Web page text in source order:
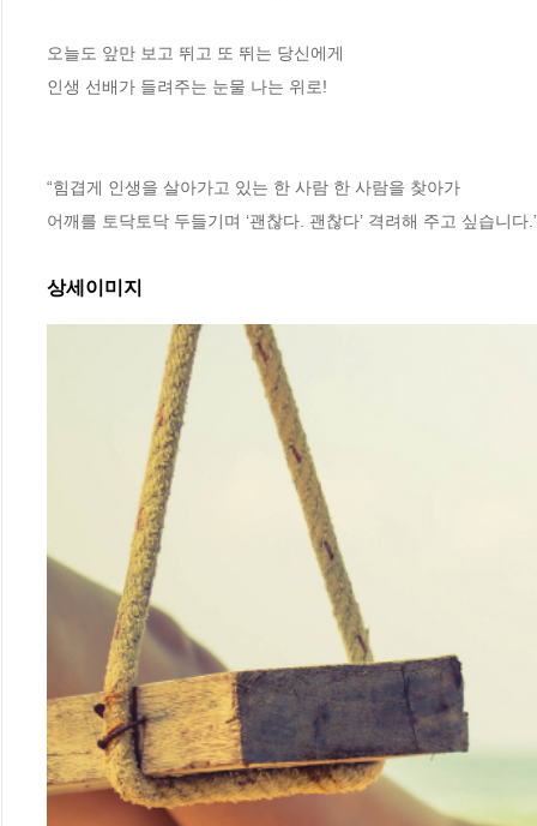
오늘도 앞만 보고 뛰고 또 뛰는 당신에게
인생 선배가 들려주는 눈물 나는 위로!
“힘겹게 인생을 살아가고 있는 한 사람 한 사람을 찾아가
어깨를 토닥토닥 두들기며 ‘괜찮다. 괜찮다’ 격려해 주고 싶습니다
상세이미지